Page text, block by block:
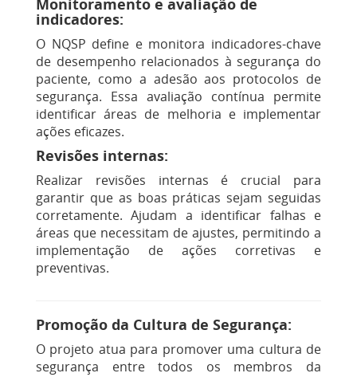
Monitoramento e avaliação de
indicadores:
O NQSP define e monitora indicadores-chave
de desempenho relacionados à segurança do
paciente, como a adesão aos protocolos de
segurança. Essa avaliação contínua permite
identificar áreas de melhoria e implementar
ações eficazes.
Revisões internas:
Realizar revisões internas é crucial para
garantir que as boas práticas sejam seguidas
corretamente. Ajudam a identificar falhas e
áreas que necessitam de ajustes, permitindo a
implementação de ações corretivas e
preventivas​.
Promoção da Cultura de Segurança:
O projeto atua para promover uma cultura de
segurança entre todos os membros da